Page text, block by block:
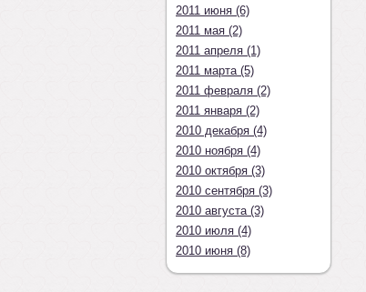
2011 июня (6)
2011 мая (2)
2011 апреля (1)
2011 марта (5)
2011 февраля (2)
2011 января (2)
2010 декабря (4)
2010 ноября (4)
2010 октября (3)
2010 сентября (3)
2010 августа (3)
2010 июля (4)
2010 июня (8)